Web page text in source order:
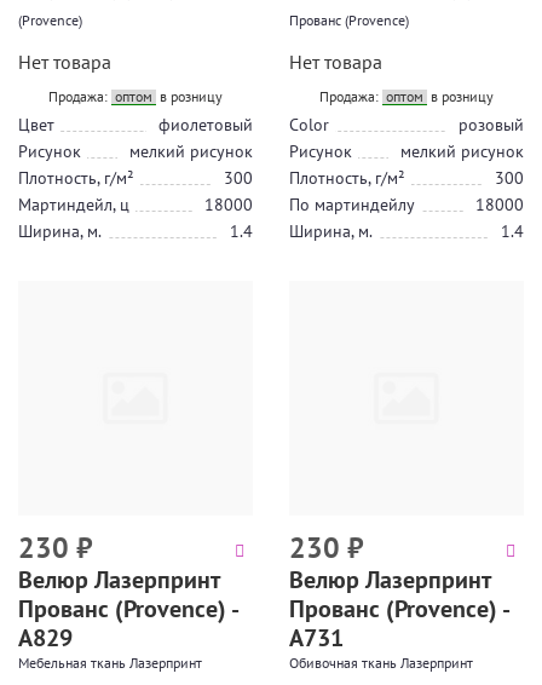
(Provence)
Нет товара
Продажа: оптом в розницу
Цвет
фиолетовый
Рисунок
мелкий рисунок
Плотность, г/м²
300
Мартиндейл, ц
18000
Ширина, м.
1.4
Прованс (Provence)
Нет товара
Продажа: оптом в розницу
Color
розовый
Рисунок
мелкий рисунок
Плотность, г/м²
300
По мартиндейлу
18000
Ширина, м.
1.4
230 ₽
Велюр Лазерпринт
Прованс (Provence) -
А829
Мебельная ткань Лазерпринт
230 ₽
Велюр Лазерпринт
Прованс (Provence) -
А731
Обивочная ткань Лазерпринт